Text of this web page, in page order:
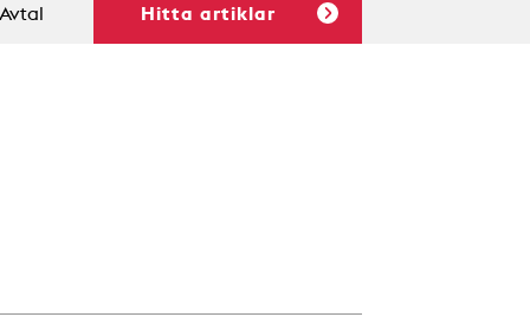
Hitta artiklar